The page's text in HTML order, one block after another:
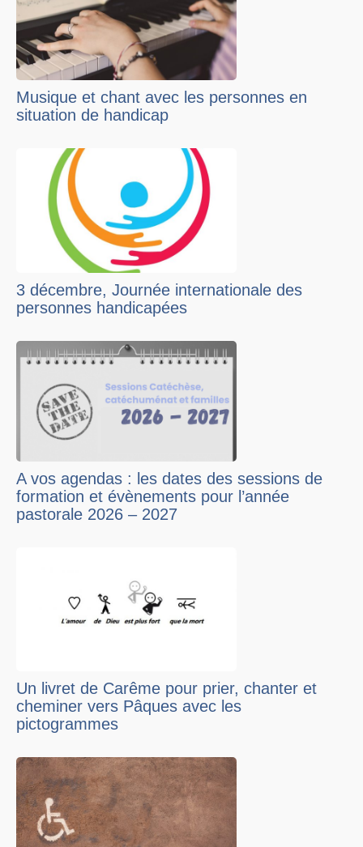
Musique et chant avec les personnes en
situation de handicap
3 décembre, Journée internationale des
personnes handicapées
A vos agendas : les dates des sessions de
formation et évènements pour l’année
pastorale 2026 – 2027
Un livret de Carême pour prier, chanter et
cheminer vers Pâques avec les
pictogrammes